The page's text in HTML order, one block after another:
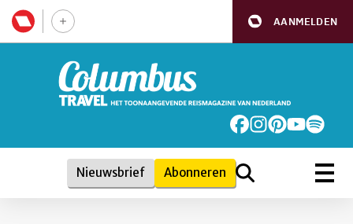
AANMELDEN
Nieuwsbrief Abonneren